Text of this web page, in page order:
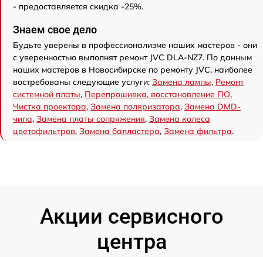
- предоставляется скидка -25%.
Знаем свое дело
Будьте уверены в профессионализме наших мастеров - они
с уверенностью выполнят ремонт JVC DLA-NZ7. По данным
наших мастеров в Новосибирске по ремонту JVC, наиболее
востребованы следующие услуги: Замена лампы, Ремонт
системной платы, Перепрошивка, восстановление ПО,
Чистка проектора, Замена поляризатора, Замена DMD-
чипа, Замена платы сопряжения, Замена колеса
цветофильтров, Замена балластера, Замена фильтра.
Акции сервисного
центра